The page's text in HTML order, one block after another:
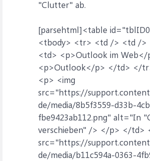
"Clutter" ab.
[parsehtml]<table
<tbody> <tr> <td /> <td /
<td> <p>Outlook im
<p>Outlook</p> </td> </
<p> <img
src="https://
de/media/8b5f3559-d33b-
fbe9423ab112.png" alt="In
verschieben" /> </p> </td>
src="https://
de/media/b11c594a-0363-